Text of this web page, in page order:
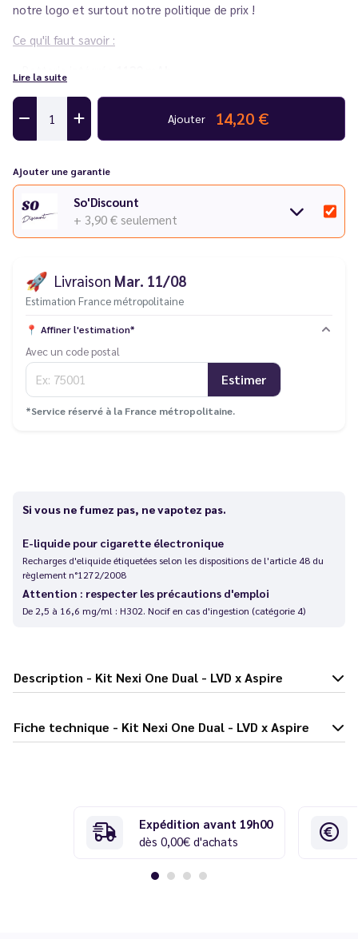
notre logo et surtout notre politique de prix !
Ce qu'il faut savoir :
Batterie intégrée
2 Vape Pens
Cartouches compatibles
(vendues séparément)
Tirage
automatiqueetindirect
Un souci avec votre cigarette électronique ? Consultez notre
guide des différentes pannes
Lire la suite
Ajouter 14,20 €
Ajouter une garantie
So'Discount
+ 3,90 € seulement
🚀 Livraison Mar. 11/08
Estimation France métropolitaine
📍 Affiner l'estimation*
Avec un code postal
Estimer
*Service réservé à la France métropolitaine.
Si vous ne fumez pas, ne vapotez pas.
E-liquide pour cigarette électronique
Recharges d'eliquide étiquetées selon les dispositions de l'article 48 du
règlement n°1272/2008
Attention : respecter les précautions d'emploi
De 2,5 à 16,6 mg/ml : H302. Nocif en cas d'ingestion (catégorie 4)
Description - Kit Nexi One Dual - LVD x Aspire
Fiche technique - Kit Nexi One Dual - LVD x Aspire
Expédition avant 19h00
dès 0,00€ d'achats